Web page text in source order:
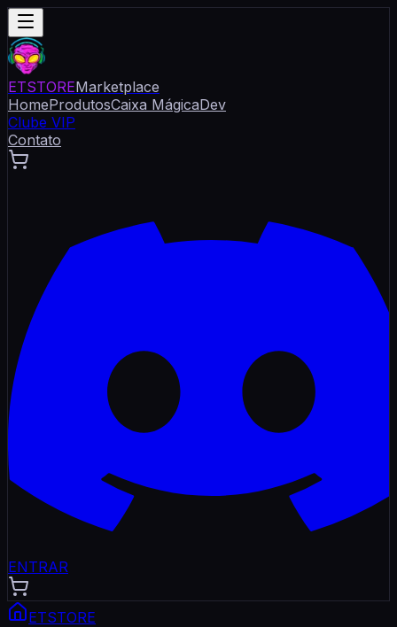
ETSTOREMarketplace
HomeProdutosCaixa MágicaDev
Clube VIP
Contato
ENTRAR
ETSTORE